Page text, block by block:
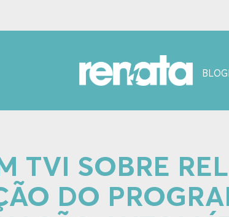
BLOG
TVI SOBRE
DO